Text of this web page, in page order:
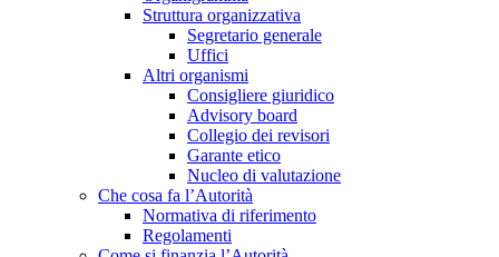
Struttura organizzativa
Segretario generale
Uffici
Altri organismi
Consigliere giuridico
Advisory board
Collegio dei revisori
Garante etico
Nucleo di valutazione
Che cosa fa l’Autorità
Normativa di riferimento
Regolamenti